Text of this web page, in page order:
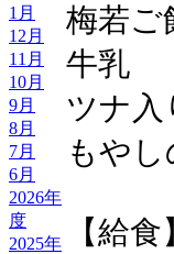
1月
12月
11月
10月
9月
8月
7月
6月
2026年
度
2025年
梅若ご
牛乳
ツナ入
もや
【給